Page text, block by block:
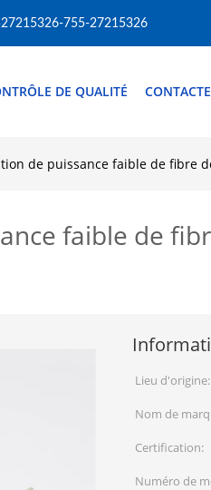
755-27215326
DE QUALITÉ
de puissance faible de fibre
faible de
Lieu d'origine:
Nom de
Certification:
Numéro de